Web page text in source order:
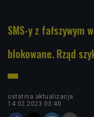
SMS-y z fałszywym
blokowane. Rząd
ostatnia aktualizacja:
14.02.2023 03:40